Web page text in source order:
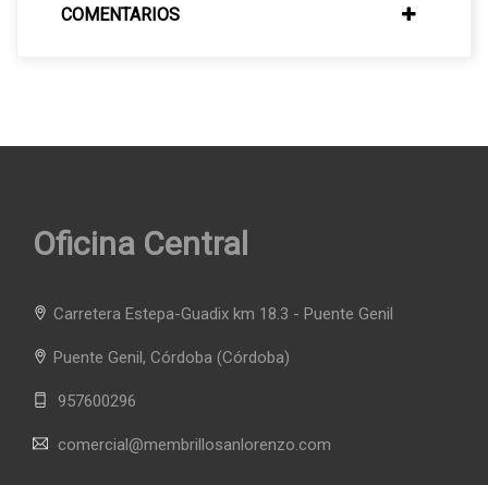
COMENTARIOS
Oficina Central
Carretera Estepa-Guadix km 18.3 - Puente Genil
Puente Genil, Córdoba (Córdoba)
957600296
comercial@membrillosanlorenzo.com